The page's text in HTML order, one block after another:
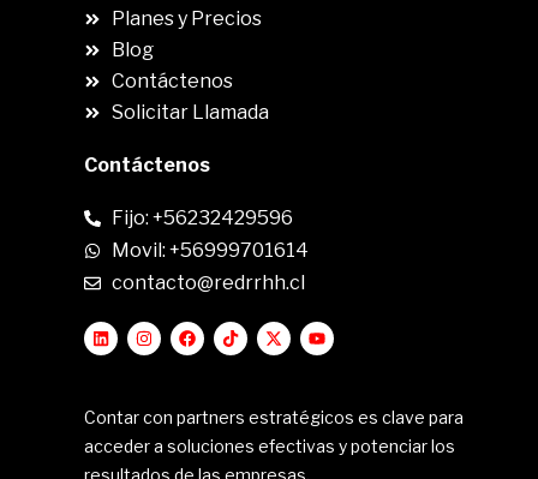
Planes y Precios
Blog
Contáctenos
Solicitar Llamada
Contáctenos
Fijo: +56232429596
Movil: +56999701614
contacto@redrrhh.cl
Contar con partners estratégicos es clave para
acceder a soluciones efectivas y potenciar los
resultados de las empresas.